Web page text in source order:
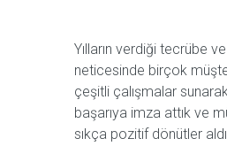
Yılların verdiği tecrübe
neticesinde birçok
çeşitli çalışmalar
başarıya imza attık ve
sıkça pozitif dönütler